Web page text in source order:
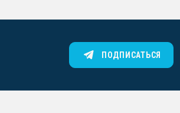
ПОДПИСАТЬСЯ